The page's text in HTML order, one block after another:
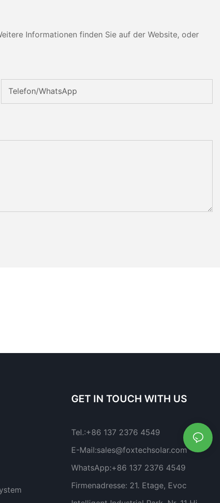
Informationen finden Sie auf der Website, oder
Telefon/WhatsApp
GET IN TOUCH WITH US
Tel.:+86 137 2376 4549
E-Mail:sales@foxtechsolar.com
WhatsApp:+86 137 2376 4549
Firmenadresse: 21. Etage, Evoc